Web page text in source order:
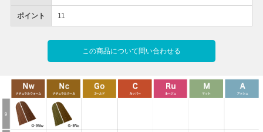
ポイント 11
この商品について問い合わせる